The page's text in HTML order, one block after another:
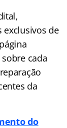
exclusivos de
cada
da
do